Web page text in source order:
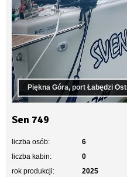
Piękna Góra, port Łabędzi
Sen 749
liczba osób:
6
liczba kabin:
0
rok produkcji:
2025